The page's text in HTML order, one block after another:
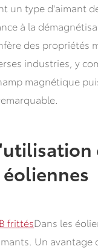
un type d'aimant
à la
des propriétés
industries, y
magnétique
frittésDans les
Un avantage